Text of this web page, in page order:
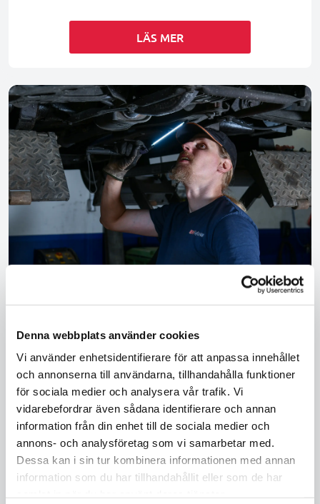
Denna webbplats använder cookies
Vi använder enhetsidentifierare för att anpassa innehållet
och annonserna till användarna, tillhandahålla funktioner
för sociala medier och analysera vår trafik. Vi
vidarebefordrar även sådana identifierare och annan
information från din enhet till de sociala medier och
annons- och analysföretag som vi samarbetar med.
Dessa kan i sin tur kombinera informationen med annan
information som du har tillhandahållit eller som de har
LÄS MER
Chevrolet service i Mariestad
med omnejd
Oavsett om det handlar om en rutinservice eller en
mer avancerad reparation har våra mekaniker
kompetensen och erfarenheten att hålla din
Chevrolet i toppskick. Våra nöjda kunder lyfter ofta vår
höga servicegrad och vårt engagemang för varje bil vi
tar hand om. Kontakta Mariestads Bil & Kaross AB
redan idag för att boka en tid och själv uppleva
skillnaden. Din Chevrolet förtjänar det bästa – och det